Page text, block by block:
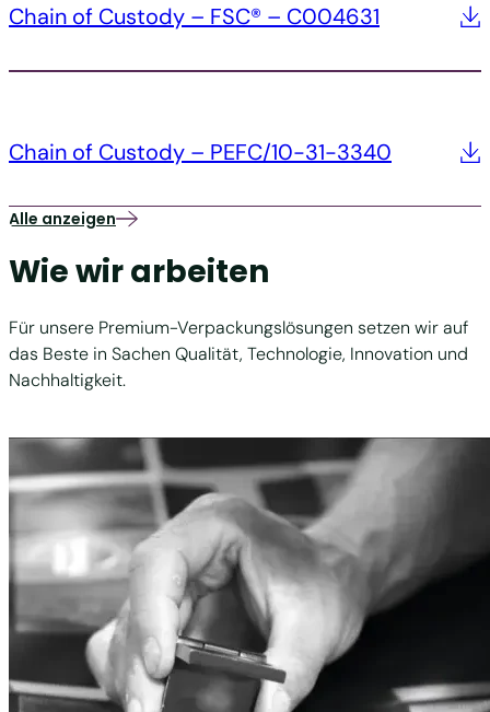
Chain of Custody – FSC® – C004631
Chain of Custody – PEFC/10-31-3340
Alle anzeigen
Wie wir arbeiten
Für unsere Premium-Verpackungslösungen setzen wir auf
das Beste in Sachen Qualität, Technologie, Innovation und
Nachhaltigkeit.